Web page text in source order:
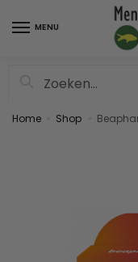
MENU
Home Shop